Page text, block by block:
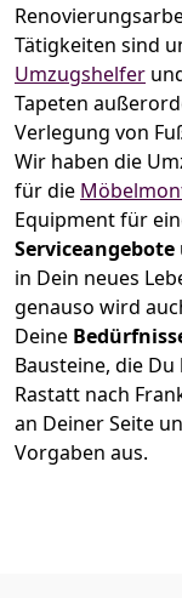
Tätigkeiten sind
Umzugshelfer
Tapeten
Verlegung von
Wir haben die
für die
Equipment für
Serviceangebote
in Dein neues
genauso wird
Deine
Bausteine, die
Rastatt nach
an Deiner Seite
Vorgaben aus.